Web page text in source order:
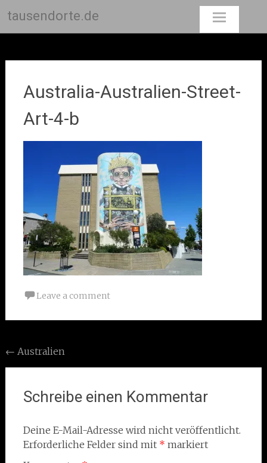
tausendorte.de
Australia-Australien-Street-
Art-4-b
Leave a comment
Post
navigation
← Australien
Schreibe einen Kommentar
Deine E-Mail-Adresse wird nicht veröffentlicht.
Erforderliche Felder sind mit * markiert